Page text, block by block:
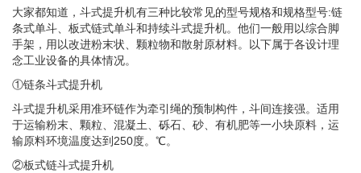
大家都知道，斗式提升机有三种比较常见的型号规格和规格型号:链
条式单斗、板式链式单斗和持续斗式提升机。他们一般用以综合脚
手架，用以改进粉末状、颗粒物和散射原材料。以下属于各设计理
念工业设备的具体情况。
①链条斗式提升机
斗式提升机采用准环链作为牵引绳的预制构件，斗间连接强。适用
于运输粉末、颗粒、混凝土、砾石、砂、有机肥等一小块原料，运
输原料环境温度达到250度。℃。
②板式链斗式提升机